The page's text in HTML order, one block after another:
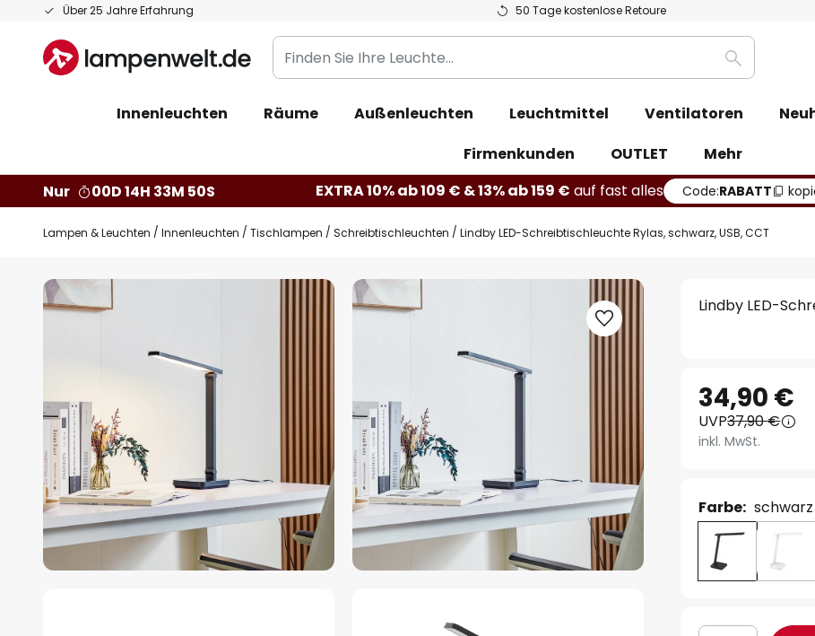
Über 25 Jahre Erfahrung 50 Tage kostenlose Retoure
Zum
springen
Finden
Sie
Leuchte...
Suche
Innenleuchten Räume Außenleuchten Leuchtmittel Ventilatoren
Firmenkunden
OUTLET
Mehr
Nur
00D 14H 33M 49S EXTRA 10% ab 109 € & 13% ab 159 € auf fast alles Code:RABATT
Lampen & Leuchten Innenleuchten Tischlampen Schreibtischleuchten Lindby LED-Schreibtischleuchte Rylas, schwarz, USB, CCT
Zum
Ende
Lindby LED-
34,90 €
UVP37,90 €
inkl. MwSt.
Farbe: schwarz